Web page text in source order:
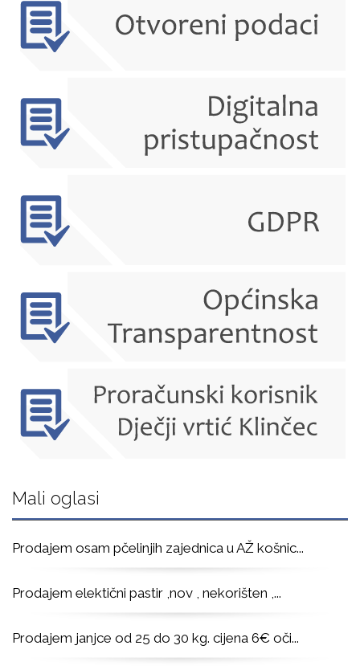
Mali oglasi
Prodajem osam pčelinjih zajednica u AŽ košnic...
Prodajem elektični pastir ,nov , nekorišten ,...
Prodajem janjce od 25 do 30 kg. cijena 6€ oči...